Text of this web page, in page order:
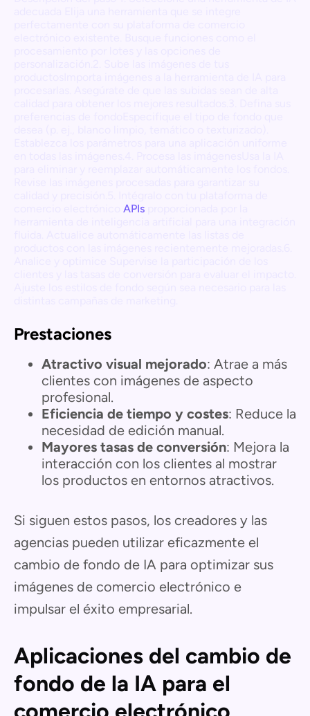
APIs
Prestaciones
Atractivo visual mejorado: Atrae a más
clientes con imágenes de aspecto
profesional.
Eficiencia de tiempo y costes: Reduce la
necesidad de edición manual.
Mayores tasas de conversión: Mejora la
interacción con los clientes al mostrar
los productos en entornos atractivos.
Si siguen estos pasos, los creadores y las
agencias pueden utilizar eficazmente el
cambio de fondo de IA para optimizar sus
imágenes de comercio electrónico e
impulsar el éxito empresarial.
Aplicaciones del cambio de
fondo de la IA para el